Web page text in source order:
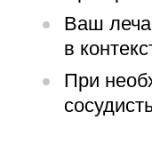
Ваш
в
При